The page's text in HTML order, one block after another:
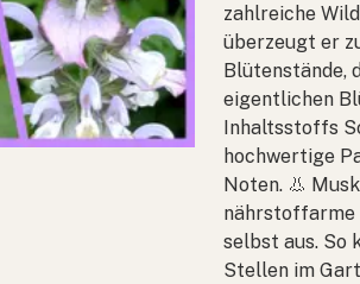
zahlreiche
überzeugt er
Blütenstände,
eigentlichen
Inhaltsstoffs
hochwertige
Noten. 👃
nährstoffarme
selbst aus. So
Stellen im